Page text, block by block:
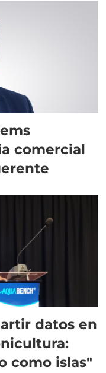
comercial
datos en
como islas"